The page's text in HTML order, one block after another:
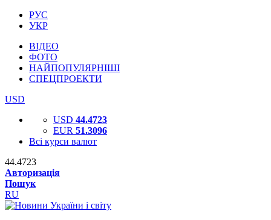
РУС
УКР
ВІДЕО
ФОТО
НАЙПОПУЛЯРНІШІ
СПЕЦПРОЕКТИ
USD
USD 44.4723
EUR 51.3096
Всі курси валют
44.4723
Авторизація
Пошук
RU